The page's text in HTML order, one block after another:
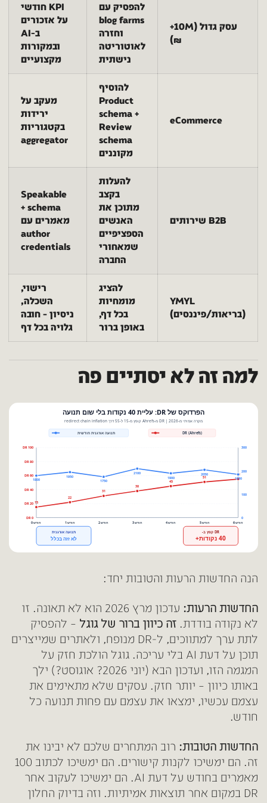
עסק גדול (10M+
₪)
להפסיק עם
blog farms
וחזרה
לאוטוריטה
נישתית
KPI חודשי
על אזכורים
ב-AI
ובמקורות
מקצועיים
eCommerce
להוסיף
Product
schema +
Review
schema
מקוננים
מעקב על
ירידות
בקטגוריות
aggregator
B2B שירותים
להעלות
בקצב
מתוכן את
האנשים
הספציפיים
שמאחורי
החברה
Speakable
schema +
מאמרים עם
author
credentials
YMYL
(בריאות/פיננסים)
להציג
מומחיות
בכל דף,
באופן ברור
רישוי,
השכלה,
ניסיון – חובה
גלויה בכל דף
למה זה לא יסתיים פה
הנה החדשות הרעות והטובות יחד:
החדשות הרעות:
עדכון מרץ 2026 הוא לא תאונה. זו
לא נקודה בודדת. זה כיוון ברור של גוגל – להפסיק
לתת ערך למתווכים, ל-DR מנופח, ולאתרים שמייצרים
תוכן על דעת AI בלי עריכה. גוגל הולכת חזק על
המגמה הזו, ועדכון הבא (יוני 2026? אוגוסט?) ילך
באותו כיוון – יותר חזק. עסקים שלא מתאימים את
עצמם עכשיו, ימצאו את עצמם עם פחות תנועה כל
חודש.
החדשות הטובות: רוב המתחרים שלכם לא יבינו את
זה. הם ימשיכו לקנות קישורים. הם ימשיכו לכתוב 100
מאמרים בחודש על דעת AI. הם ימשיכו לעקוב אחר
DR במקום אחר תוצאות אמיתיות. וזה בדיוק החלון